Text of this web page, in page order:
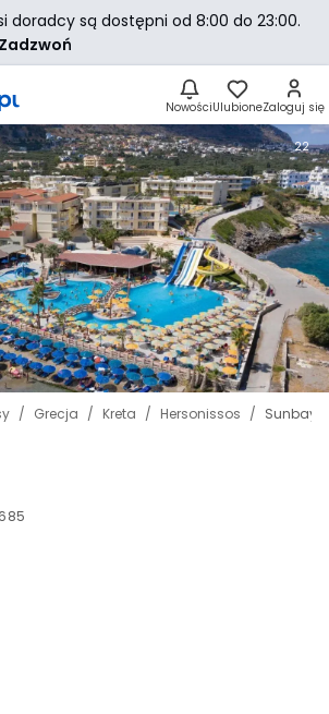
NowościUlubioneZaloguj się
Grecja Kreta Hersonissos Sunbay
22
doradcy są dostępni od 8:00 do 23:00.
Zadzwoń